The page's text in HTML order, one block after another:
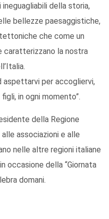
della storia,
bellezze paesaggistiche,
che come un
caratterizzano la nostra
aspettarvi per accogliervi,
in ogni momento”.
della Regione
associazioni e alle
nelle altre regioni italiane
occasione della “Giornata
domani.